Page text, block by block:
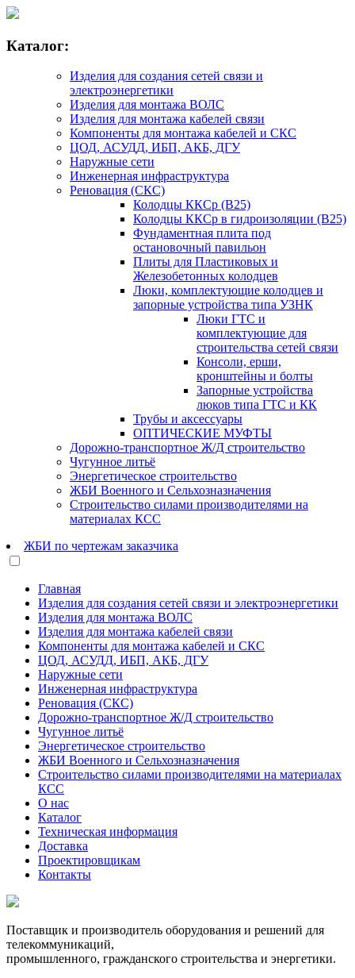
Каталог:
Изделия для создания сетей связи и
электроэнергетики
Изделия для монтажа ВОЛС
Изделия для монтажа кабелей связи
Компоненты для монтажа кабелей и СКС
ЦОД, АСУДД, ИБП, АКБ, ДГУ
Наружные сети
Инженерная инфраструктура
Реновация (СКС)
Колодцы ККСр (В25)
Колодцы ККСр в гидроизоляции (В25)
Фундаментная плита под
остановочный павильон
Плиты для Пластиковых и
Железобетонных колодцев
Люки, комплектующие колодцев и
запорные устройства типа УЗНК
Люки ГТС и
комплектующие для
строительства сетей связи
Консоли, ерши,
кронштейны и болты
Запорные устройства
люков типа ГТС и КК
Трубы и аксессуары
ОПТИЧЕСКИЕ МУФТЫ
Дорожно-транспортное Ж/Д строительство
Чугунное литьё
Энергетическое строительство
ЖБИ Военного и Сельхозназначения
Строительство силами производителями на
материалах КСС
ЖБИ по чертежам заказчика
Главная
Изделия для создания сетей связи и электроэнергетики
Изделия для монтажа ВОЛС
Изделия для монтажа кабелей связи
Компоненты для монтажа кабелей и СКС
ЦОД, АСУДД, ИБП, АКБ, ДГУ
Наружные сети
Инженерная инфраструктура
Реновация (СКС)
Дорожно-транспортное Ж/Д строительство
Чугунное литьё
Энергетическое строительство
ЖБИ Военного и Сельхозназначения
Строительство силами производителями на материалах
КСС
О нас
Каталог
Техническая информация
Доставка
Проектировщикам
Контакты
Поставщик и производитель оборудования и решений для
телекоммуникаций,
промышленного, гражданского строительства и энергетики.